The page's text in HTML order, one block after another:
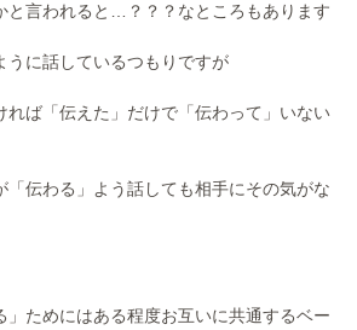
と言われると…？？？なところもあります
うに話しているつもりですが
れば「伝えた」だけで「伝わって」いない
「伝わる」よう話しても相手にその気がな
」ためにはある程度お互いに共通するベー